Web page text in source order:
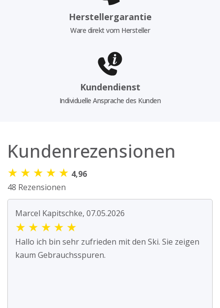
Herstellergarantie
Ware direkt vom Hersteller
Kundendienst
Individuelle Ansprache des Kunden
Kundenrezensionen
★ ★ ★ ★ ★ 4,96
48 Rezensionen
Marcel Kapitschke, 07.05.2026
★ ★ ★ ★ ★
Hallo ich bin sehr zufrieden mit den Ski. Sie zeigen
kaum Gebrauchsspuren.